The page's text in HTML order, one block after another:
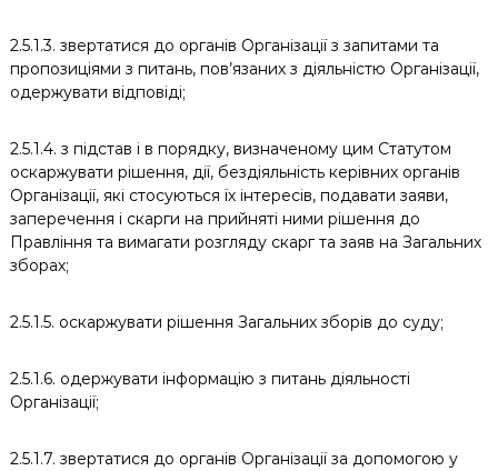
2.5.1.3. звертатися до органів Організації з запитами та
пропозиціями з питань, пов’язаних з діяльністю Організації,
одержувати відповіді;
2.5.1.4. з підстав і в порядку, визначеному цим Статутом
оскаржувати рішення, дії, бездіяльність керівних органів
Організації, які стосуються їх інтересів, подавати заяви,
заперечення і скарги на прийняті ними рішення до
Правління та вимагати розгляду скарг та заяв на Загальних
зборах;
2.5.1.5. оскаржувати рішення Загальних зборів до суду;
2.5.1.6. одержувати інформацію з питань діяльності
Організації;
2.5.1.7. звертатися до органів Організації за допомогою у